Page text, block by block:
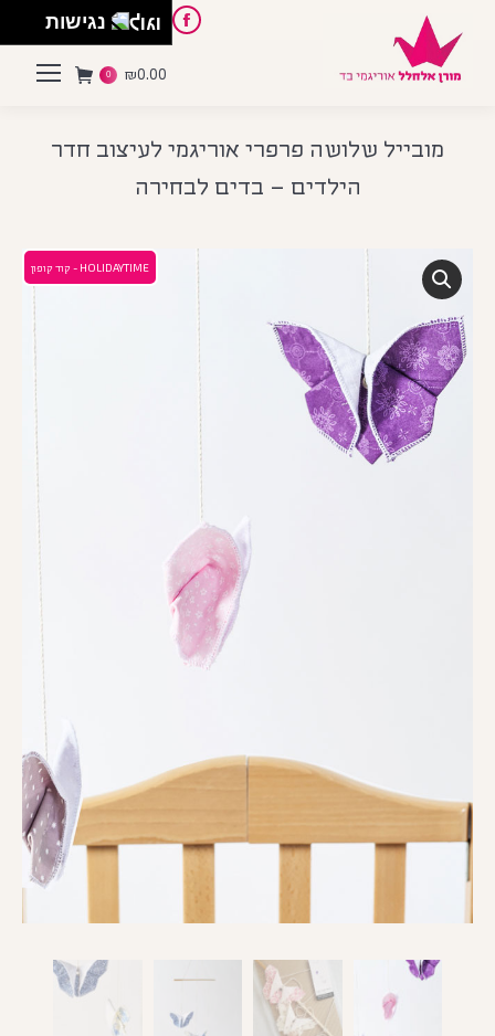
Facebook
Pinterest
Instagram
English
₪0.00
0
מובייל שלושה פרפרי אוריגמי לעיצוב חדר
הילדים – בדים לבחירה
HOLIDAYTIME - קוד קופון
נגישות